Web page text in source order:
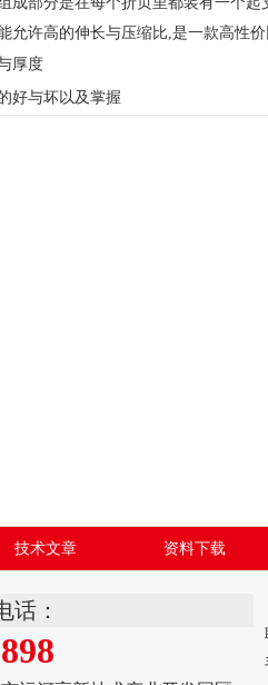
允许高的伸长与压缩比,是一款高性价
厚度
好与坏以及掌握
技术文章 资料下载
话：